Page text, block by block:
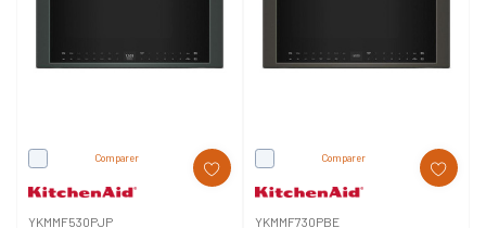
Comparer
YKMMF530PJP
Comparer
YKMMF730PBE